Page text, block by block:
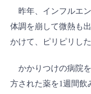
昨年、インフルエ
体調を崩して微熱も
かけて、ピリピリし
かかりつけの病院
方された薬を1週間飲